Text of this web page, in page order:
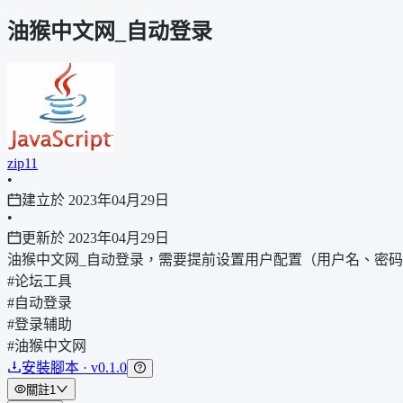
油猴中文网_自动登录
zip11
•
建立於 2023年04月29日
•
更新於 2023年04月29日
油猴中文网_自动登录，需要提前设置用户配置（用户名、密
#论坛工具
#自动登录
#登录辅助
#油猴中文网
安裝腳本 · v0.1.0
關註1